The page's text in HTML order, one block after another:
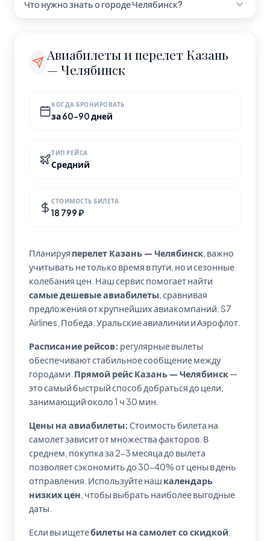
авиакомпаний или в поисковиках авиабилетов.
перелёт, удобно для поездки на выходные.
Что нужно знать о городе Челябинск?
Авиабилеты и перелет Казань
— Челябинск
КОГДА БРОНИРОВАТЬ
за 60-90 дней
ТИП РЕЙСА
Средний
СТОИМОСТЬ БИЛЕТА
18 799 ₽
Планируя перелет Казань — Челябинск , важно
учитывать не только время в пути, но и сезонные
колебания цен. Наш сервис помогает найти
самые дешевые авиабилеты , сравнивая
предложения от крупнейших авиакомпаний: S7
Airlines, Победа, Уральские авиалинии и Аэрофлот.
Расписание рейсов: регулярные вылеты
обеспечивают стабильное сообщение между
городами. Прямой рейс Казань — Челябинск—
это самый быстрый способ добраться до цели,
занимающий около 1 ч 30 мин.
Цены на авиабилеты: Стоимость билета на
самолет зависит от множества факторов. В
среднем, покупка за 2-3 месяца до вылета
позволяет сэкономить до 30-40% от цены в день
отправления. Используйте наш календарь
низких цен , чтобы выбрать наиболее выгодные
даты.
Если вы ищетебилеты на самолет со скидкой